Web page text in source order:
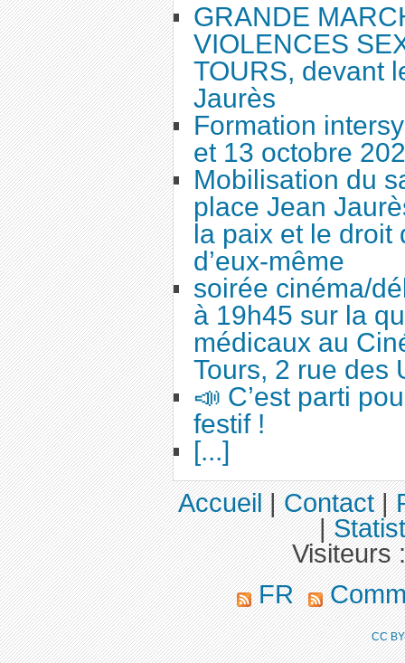
GRANDE
VIOLENCES
TOURS, devant
Jaurès
Formation
et 13 octobre
Mobilisation du
place Jean
la paix et le droit
d’eux-même
soirée cinéma/
à 19h45 sur la
médicaux au
Tours, 2 rue des
📣 C’est parti
festif !
[...]
Accueil|Contact|
|
Visiteurs
FR
CC